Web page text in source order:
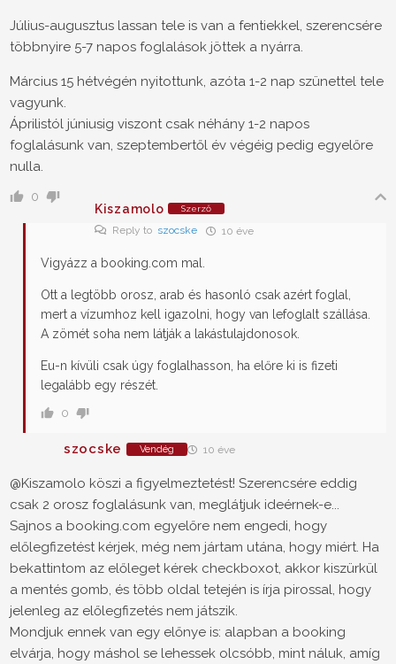
Július-augusztus lassan tele is van a fentiekkel, szerencsére
többnyire 5-7 napos foglalások jöttek a nyárra.
Március 15 hétvégén nyitottunk, azóta 1-2 nap szünettel tele
vagyunk.
Áprilistól júniusig viszont csak néhány 1-2 napos
foglalásunk van, szeptembertől év végéig pedig egyelőre
nulla.
0
Kiszamolo
Szerző
Reply to szocske 10 éve
Vigyázz a booking.com mal.
Ott a legtöbb orosz, arab és hasonló csak azért foglal,
mert a vízumhoz kell igazolni, hogy van lefoglalt szállása.
A zömét soha nem látják a lakástulajdonosok.
Eu-n kívüli csak úgy foglalhasson, ha előre ki is fizeti
legalább egy részét.
0
szocske Vendég 10 éve
@Kiszamolo köszi a figyelmeztetést! Szerencsére eddig
csak 2 orosz foglalásunk van, meglátjuk ideérnek-e...
Sajnos a booking.com egyelőre nem engedi, hogy
előlegfizetést kérjek, még nem jártam utána, hogy miért. Ha
bekattintom az előleget kérek checkboxot, akkor kiszürkül
a mentés gomb, és több oldal tetején is írja pirossal, hogy
jelenleg az előlegfizetés nem játszik.
Mondjuk ennek van egy előnye is: alapban a booking
elvárja, hogy máshol se lehessek olcsóbb, mint náluk, amíg